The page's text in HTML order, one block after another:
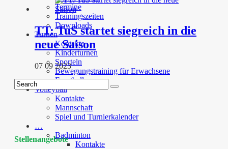
Termine
Trainingszeiten
Downloads
Turnen
Kontakte
Kinderturnen
Sporteln
Bewegungstraining für Erwachsene
Faustball
Volleyball
Kontakte
Mannschaft
Spiel und Turnierkalender
…
Badminton
Kontakte
TT: TuS startet siegreich in die
neue Saison
07 09 2023
Stellenangebote